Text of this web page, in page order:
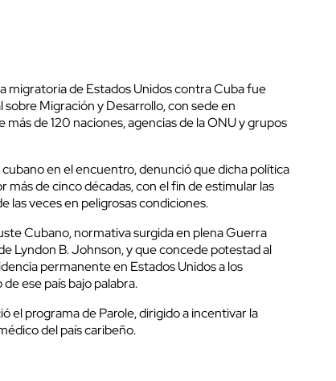
migratoria de Estados Unidos contra Cuba fue
Migración y Desarrollo, con sede en
más de 120 naciones, agencias de la ONU y grupos
en el encuentro, denunció que dicha política
de cinco décadas, con el fin de estimular las
las veces en peligrosas condiciones.
Cubano, normativa surgida en plena Guerra
Lyndon B. Johnson, y que concede potestad al
permanente en Estados Unidos a los
ese país bajo palabra.
el programa de Parole, dirigido a incentivar la
del país caribeño.